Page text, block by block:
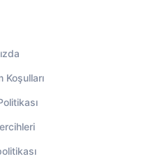
Koşulları